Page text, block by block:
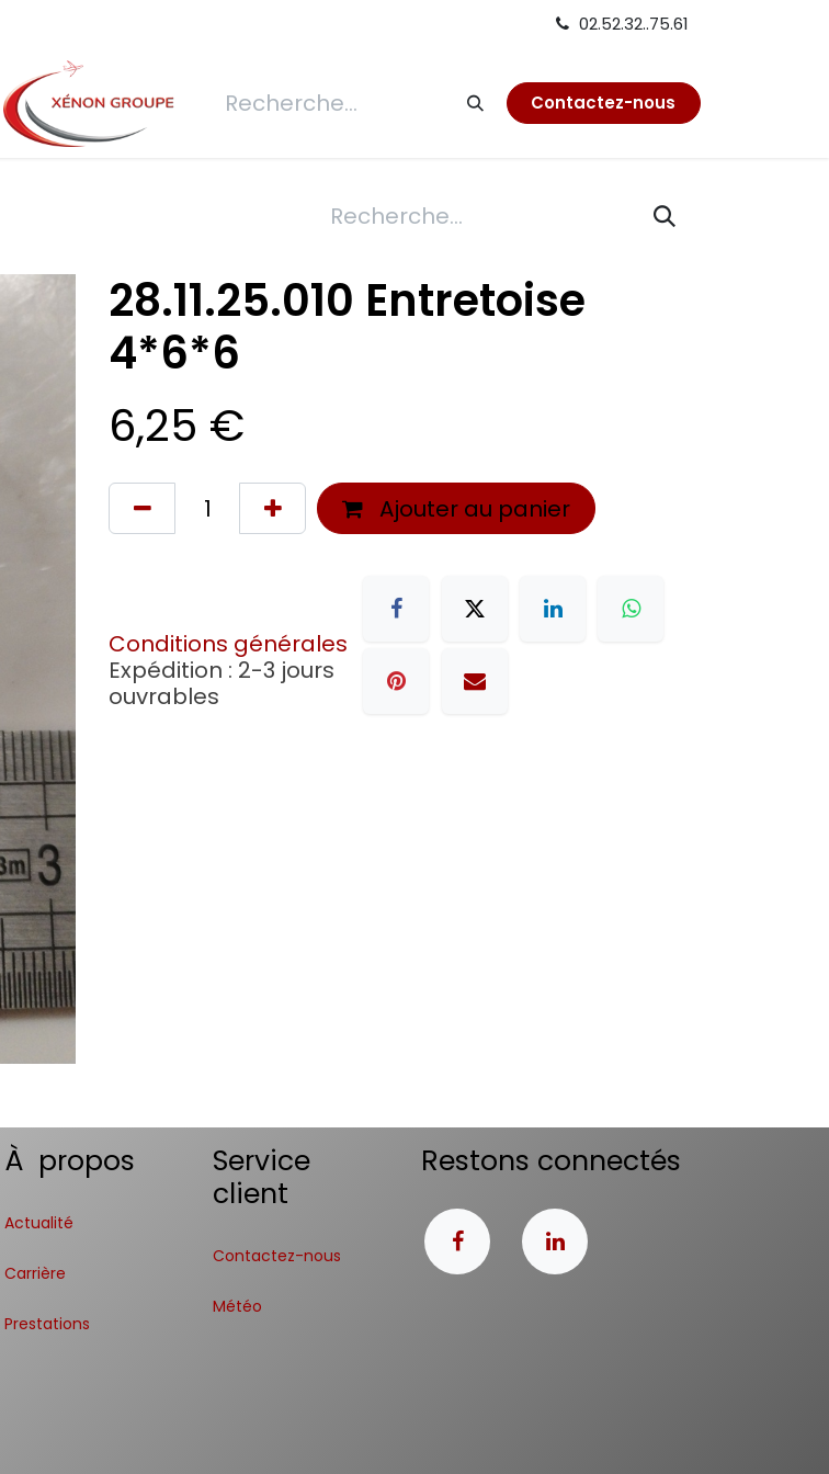
02.52.32..75.61
Demande de devis Connexion Réfection Contactez-nous
28.11.25.010 Entretoise
4*6*6
6,25 €
Ajouter au panier
Conditions générales
Expédition : 2-3 jours
ouvrables
À propos
Actualité
Carrière
Prestations
Service
client
Contactez-nous
Météo
Restons connectés